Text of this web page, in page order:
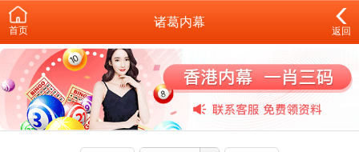
首页
诸葛内幕
返回